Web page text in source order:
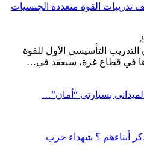
تدريبات القوة متعددة الجنسيات
التأسيسي الأول للقوة
في قطاع غزة، سيعقد في…
بسيارتي “أمان”…
أبناءهم ؟ شهداء حرب